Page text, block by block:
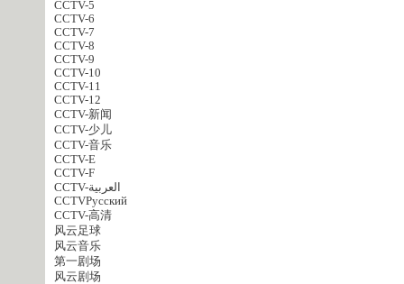
CCTV-5
CCTV-6
CCTV-7
CCTV-8
CCTV-9
CCTV-10
CCTV-11
CCTV-12
CCTV-新闻
CCTV-少儿
CCTV-音乐
CCTV-E
CCTV-F
CCTV-العربية
CCTVPусский
CCTV-高清
风云足球
风云音乐
第一剧场
风云剧场